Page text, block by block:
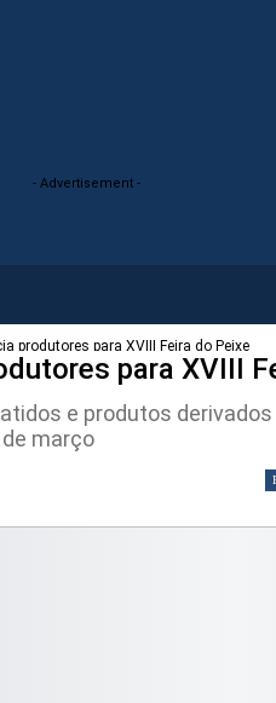
- Advertisement -
produtores para XVIII Feira do Peixe
para XVIII
e produtos
março